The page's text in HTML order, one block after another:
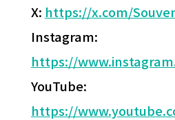
X: https://x.com/
Instagram:
https://
YouTube:
https://